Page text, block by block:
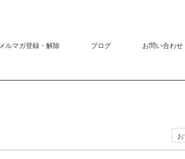
メルマガ登録・解除 ブログ お問い合わせ